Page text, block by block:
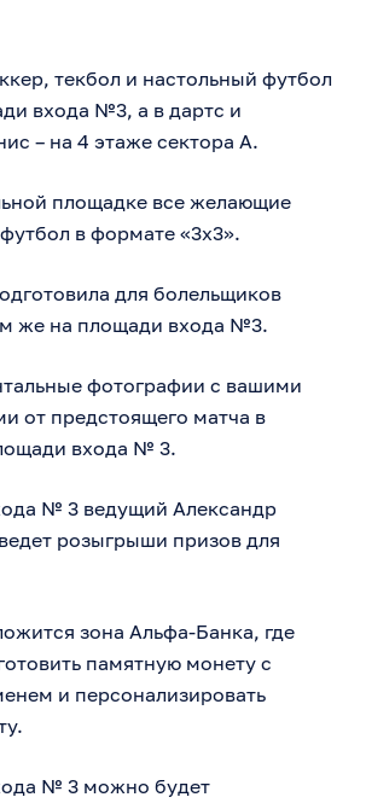
текбол и настольный футбол
входа №3, а в дартс и
– на 4 этаже сектора А.
площадке все желающие
в формате «3х3».
для болельщиков
же на площади входа №3.
фотографии с вашими
от предстоящего матча в
входа № 3.
№ 3 ведущий Александр
розыгрыши призов для
зона Альфа-Банка, где
памятную монету с
и персонализировать
№ 3 можно будет